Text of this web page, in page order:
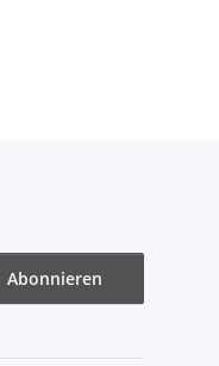
Abonnieren